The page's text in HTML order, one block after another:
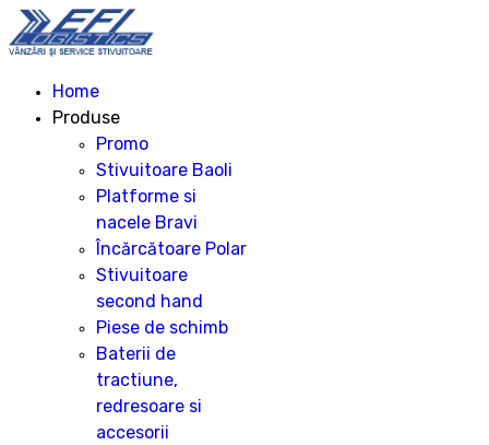
Home
Produse
Promo
Stivuitoare Baoli
Platforme si
nacele Bravi
Încărcătoare Polar
Stivuitoare
second hand
Piese de schimb
Baterii de
tractiune,
redresoare si
accesorii